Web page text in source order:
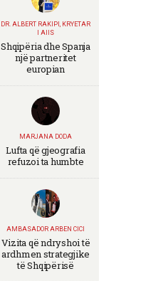
DR. ALBERT RAKIPI, KRYETAR
I AIIS
Shqipëria dhe Spanja
një partneritet
europian
MARJANA DODA
Lufta që gjeografia
refuzoi ta humbte
AMBASADOR ARBEN CICI
Vizita që ndryshoi të
ardhmen strategjike
të Shqipërisë